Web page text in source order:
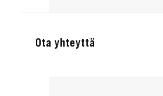
Ota yhteyttä